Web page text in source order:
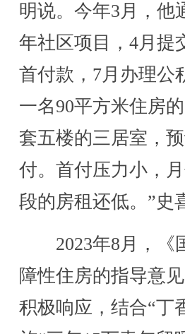
明说。今年3月，他
年社区项目，4月提
首付款，7月办理公
一名90平方米住房
套五楼的三居室，
付。首付压力小，
段的房租还低。”史
2023年8月，《
障性住房的指导意
积极响应，结合“丁